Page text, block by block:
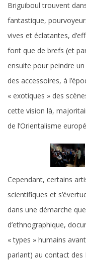
Briguiboul trouvent
fantastique,
vives et éclatantes,
font que de brefs (et
ensuite pour peindre
des accessoires, à
« exotiques » des
cette vision là,
de l’Orientalisme
Cependant, certains
scientifiques et
dans une démarche
d’ethnographique,
« types » humains
parlant) au contact des